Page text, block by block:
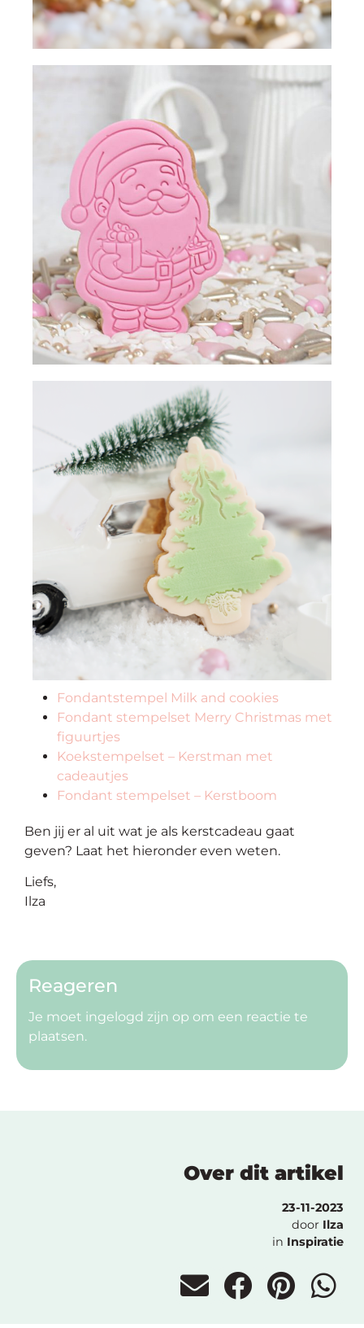
Fondantstempel Milk and cookies
Fondant stempelset Merry Christmas met
figuurtjes
Koekstempelset – Kerstman met
cadeautjes
Fondant stempelset – Kerstboom
Ben jij er al uit wat je als kerstcadeau gaat
geven? Laat het hieronder even weten.
Liefs,
Ilza
Reageren
Je moet ingelogd zijn op om een reactie te
plaatsen.
Over dit artikel
23-11-2023
door Ilza
in Inspiratie